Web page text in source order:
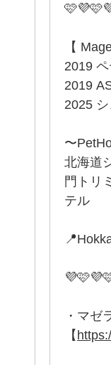
【
2019
2019
2025
〜
北海道
門トリ
テル
・マゼ
【